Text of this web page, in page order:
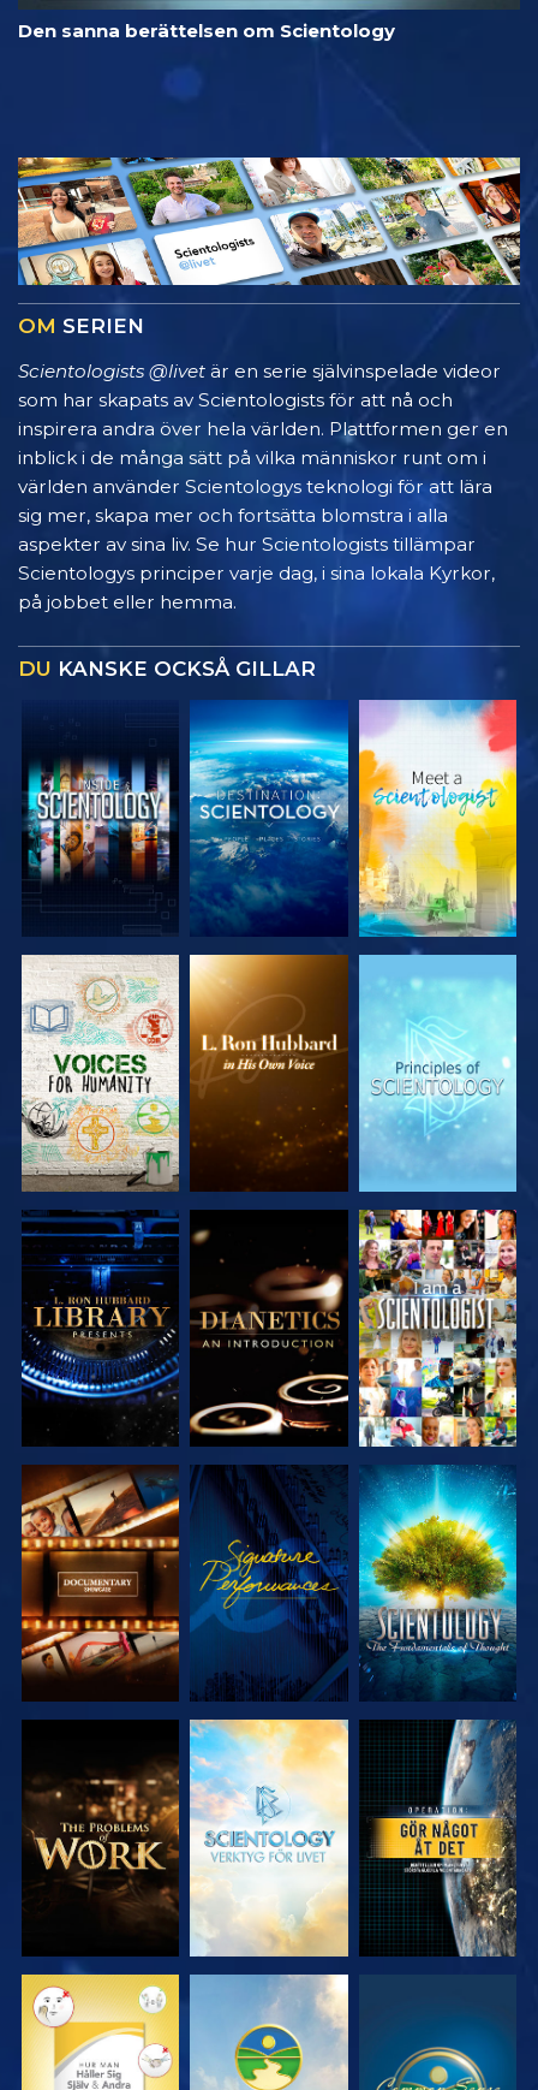
Den sanna berättelsen om Scientology
OM SERIEN
Scientologists @livet är en serie självinspelade videor
som har skapats av Scientologists för att nå och
inspirera andra över hela världen. Plattformen ger en
inblick i de många sätt på vilka människor runt om i
världen använder Scientologys teknologi för att lära
sig mer, skapa mer och fortsätta blomstra i alla
aspekter av sina liv. Se hur Scientologists tillämpar
Scientologys principer varje dag, i sina lokala Kyrkor,
på jobbet eller hemma.
DU KANSKE OCKSÅ GILLAR
UTFORSKA
SERIEN
UTFORSKA
SERIEN
UTFORSKA
SERIEN
UTFORSKA
SERIEN
UTFORSKA
SERIEN
TITTA
UTFORSKA
SERIEN
TITTA
UTFORSKA
SERIEN
UTFORSKA
SERIEN
UTFORSKA
SERIEN
TITTA
TITTA TITTA TITTA